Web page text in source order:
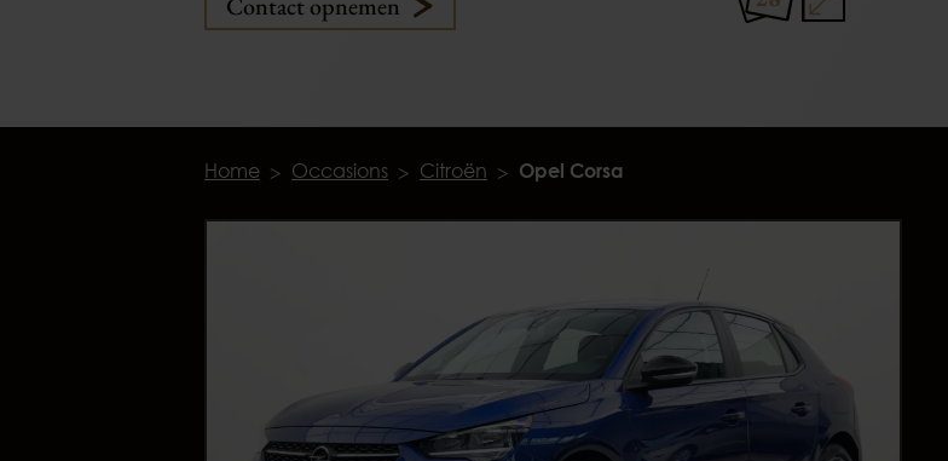
Home Occasions Citroën Opel Corsa